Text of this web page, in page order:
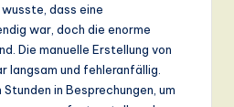
dass eine
war, doch die enorme
Die manuelle Erstellung von
langsam und fehleranfällig.
in Besprechungen, um